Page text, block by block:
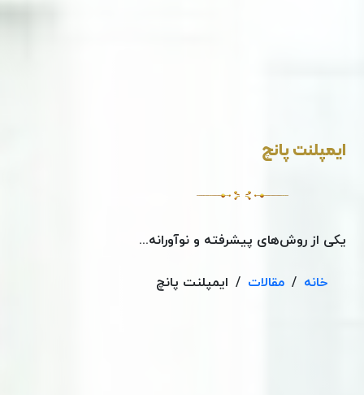
ایمپلنت پانچ
یکی از روش‌های پیشرفته و نوآورانه...
خانه / مقالات / ایمپلنت پانچ